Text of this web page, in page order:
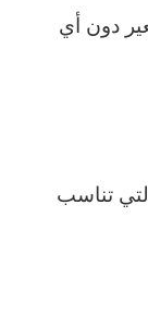
دون أي
تناسب